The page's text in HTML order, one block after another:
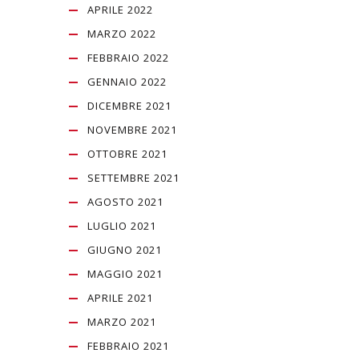
APRILE 2022
MARZO 2022
FEBBRAIO 2022
GENNAIO 2022
DICEMBRE 2021
NOVEMBRE 2021
OTTOBRE 2021
SETTEMBRE 2021
AGOSTO 2021
LUGLIO 2021
GIUGNO 2021
MAGGIO 2021
APRILE 2021
MARZO 2021
FEBBRAIO 2021